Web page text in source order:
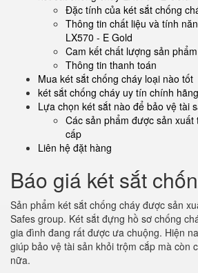
Đặc tính của két sắt chống
Thông tin chất liệu và tính
LX570 - E Gold
Cam kết chất lượng sản phẩm
Thông tin thanh toán
Mua két sắt chống cháy loại nào tốt
két sắt chống cháy uy tín chính hãng
Lựa chọn két sắt nào để bảo vệ tài
Các sản phẩm được sản xuất
cấp
Liên hệ đặt hàng
Báo giá két sắt
Sản phẩm két sắt chống cháy được sản
Safes group. Két sắt đựng hồ sơ chống
gia đình đang rất được ưa chuộng. Hiện
giúp bảo vệ tài sản khỏi trộm cắp mà còn
nữa.